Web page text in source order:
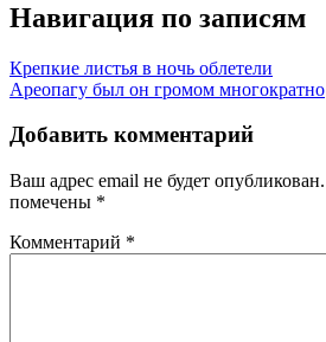
Навигация по записям
Крепкие листья в ночь облетели
Ареопагу был он громом многократно
Добавить комментарий
Ваш адрес email не будет опубликован.
помечены *
Комментарий *